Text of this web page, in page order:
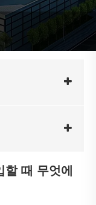
때 무엇에